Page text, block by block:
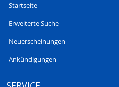
Startseite
Erweiterte Suche
Neuerscheinungen
Ankündigungen